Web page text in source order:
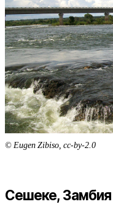
© Eugen Zibiso, cc-by-2.0
Сешеке, Замбия